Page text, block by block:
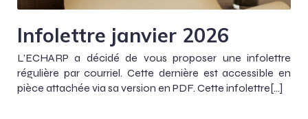
Infolettre janvier 2026
L’ECHARP a décidé de vous proposer une infolettre
régulière par courriel. Cette dernière est accessible en
pièce attachée via sa version en PDF. Cette infolettre[…]